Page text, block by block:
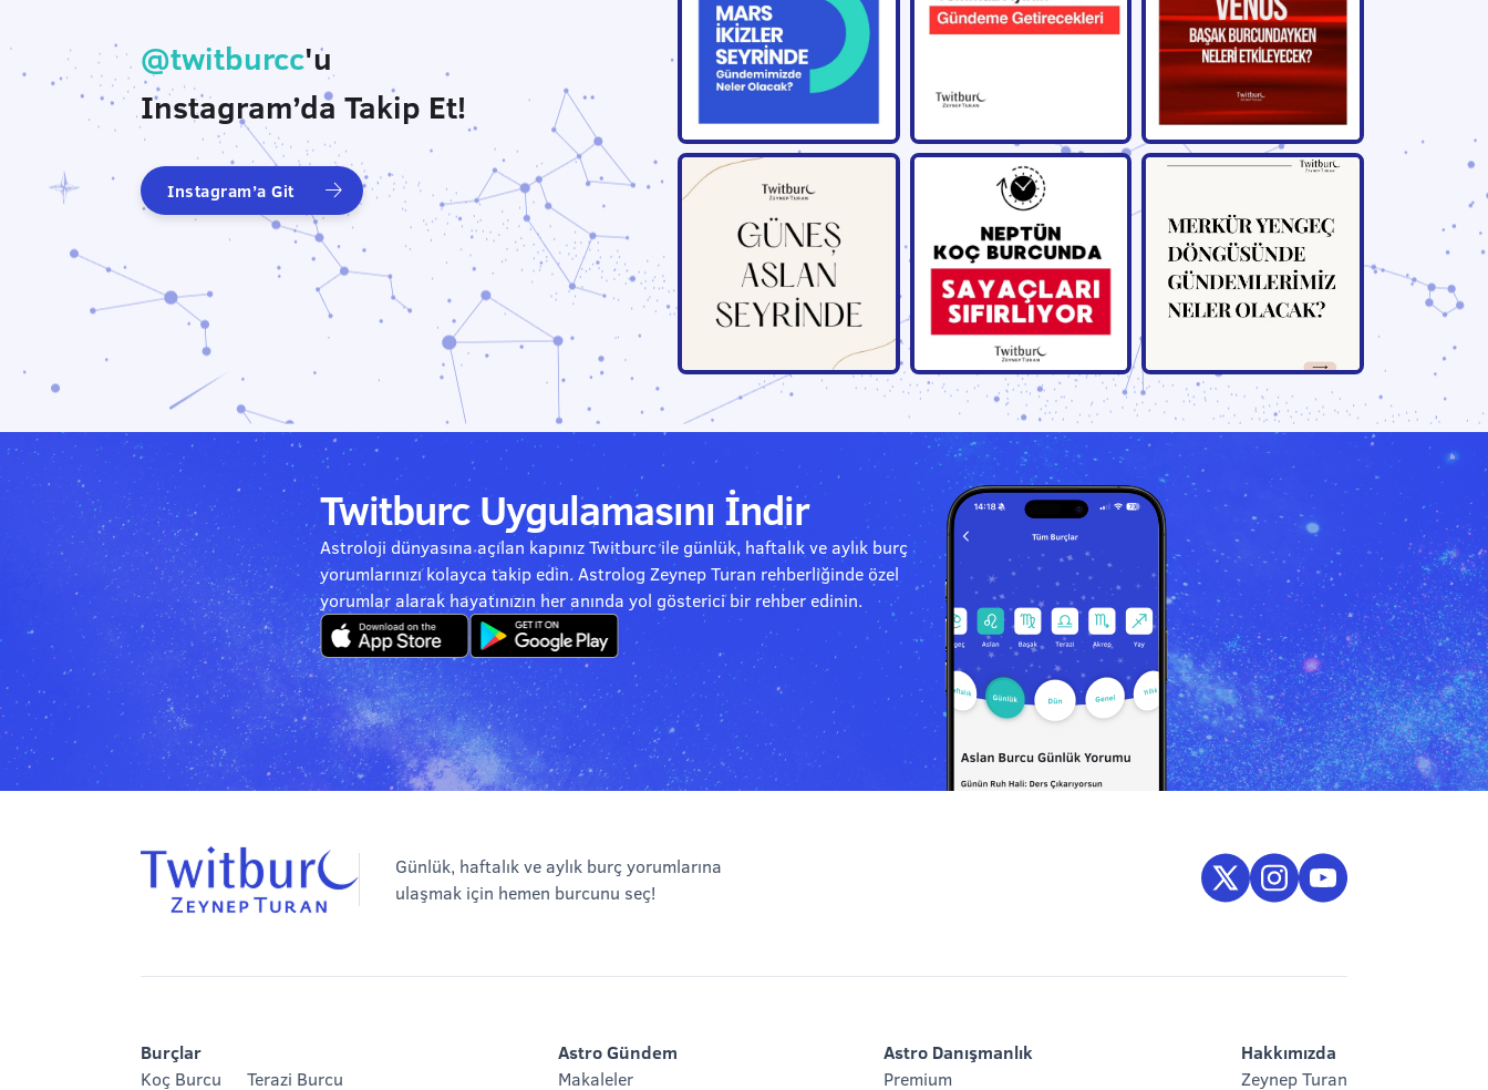
@twitburcc'u
Instagram’da Takip Et!
Instagram’a Git
Twitburc Uygulamasını İndir
Astroloji dünyasına açılan kapınız Twitburc ile günlük, haftalık ve aylık burç
yorumlarınızı kolayca takip edin. Astrolog Zeynep Turan rehberliğinde özel
yorumlar alarak hayatınızın her anında yol gösterici bir rehber edinin.
Günlük, haftalık ve aylık burç yorumlarına
ulaşmak için hemen burcunu seç!
Burçlar
Koç Burcu
Terazi Burcu
Astro Gündem
Makaleler
Astro Danışmanlık
Premium
Hakkımızda
Zeynep Turan